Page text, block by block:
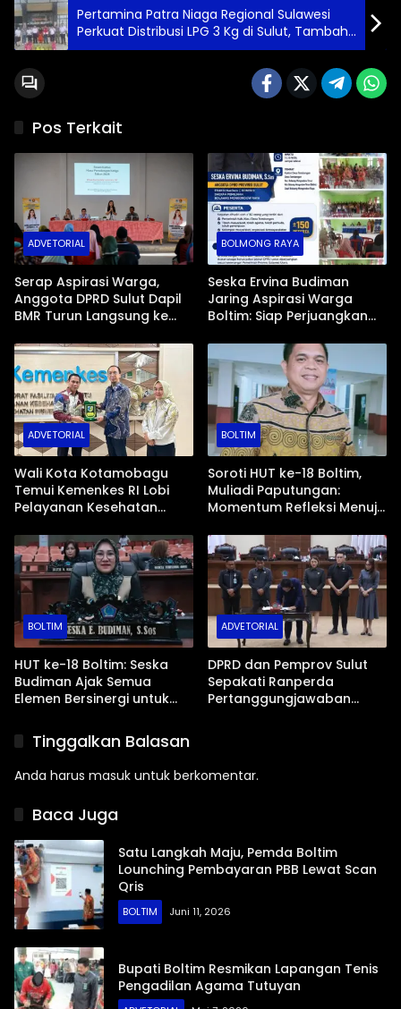
Pertamina Patra Niaga Regional Sulawesi
Perkuat Distribusi LPG 3 Kg di Sulut, Tambah
351.120 Tabung
Pos Terkait
ADVETORIAL
Serap Aspirasi Warga,
Anggota DPRD Sulut Dapil
BMR Turun Langsung ke
BOLMONG RAYA
Seska Ervina Budiman
Jaring Aspirasi Warga
Boltim: Siap Perjuangkan
Pemasaran UMKM
ADVETORIAL
Wali Kota Kotamobagu
Temui Kemenkes RI Lobi
Pelayanan Kesehatan
BOLTIM
Soroti HUT ke-18 Boltim,
Muliadi Paputungan:
Momentum Refleksi Menuju
Berdaya Saing
BOLTIM
HUT ke-18 Boltim: Seska
Budiman Ajak Semua
Elemen Bersinergi untuk
ADVETORIAL
DPRD dan Pemprov Sulut
Sepakati Ranperda
Pertanggungjawaban
Tinggalkan Balasan
Anda harus masuk untuk berkomentar.
Baca Juga
Satu Langkah Maju, Pemda Boltim
Lounching Pembayaran PBB Lewat Scan
Qris
BOLTIM Juni 11, 2026
Bupati Boltim Resmikan Lapangan Tenis
Pengadilan Agama Tutuyan